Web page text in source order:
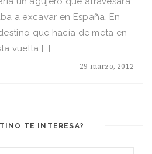
29 marzo, 2012
a excavar en España. En
que hacía de meta en
vuelta […]
TE INTERESA?